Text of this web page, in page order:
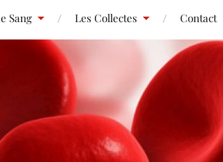
Sang Les Collectes Contact